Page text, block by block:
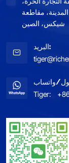
المدينة، مقاطعة
شيكس، الصين
البريد:
Tiger: